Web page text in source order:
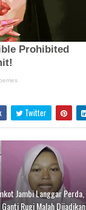
Twitter
Jambi Langgar Perda,
Rugi Malah Dijadikan